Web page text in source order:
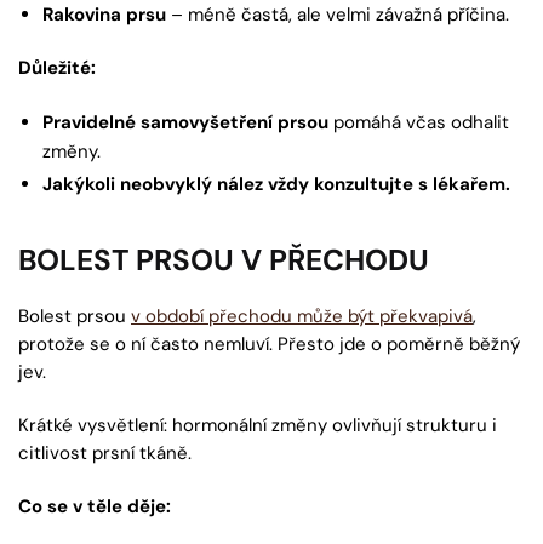
Rakovina prsu – méně častá, ale velmi závažná příčina.
Důležité:
Pravidelné samovyšetření prsou pomáhá včas odhalit
změny.
Jakýkoli neobvyklý nález vždy konzultujte s lékařem.
BOLEST PRSOU V PŘECHODU
Bolest prsou v období přechodu může být překvapivá,
protože se o ní často nemluví. Přesto jde o poměrně běžný
jev.
Krátké vysvětlení: hormonální změny ovlivňují strukturu i
citlivost prsní tkáně.
Co se v těle děje: